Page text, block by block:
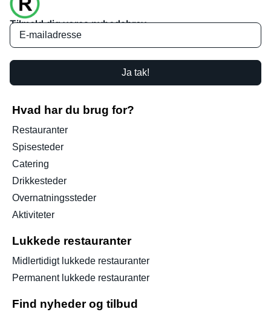
Tilmeld dig vores nyhedsbrev
Ja tak!
Hvad har du brug for?
Restauranter
Spisesteder
Catering
Drikkesteder
Overnatningssteder
Aktiviteter
Lukkede restauranter
Midlertidigt lukkede restauranter
Permanent lukkede restauranter
Find nyheder og tilbud